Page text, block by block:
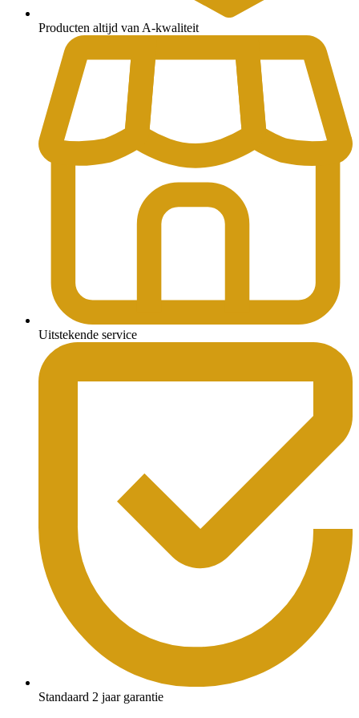
Producten altijd van A-kwaliteit
Uitstekende service
Standaard 2 jaar garantie